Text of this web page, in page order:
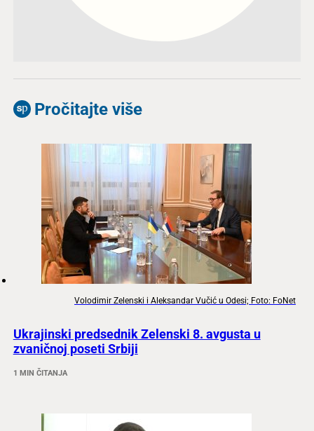
Pročitajte više
Volodimir Zelenski i Aleksandar Vučić u Odesi; Foto: FoNet
Ukrajinski predsednik Zelenski 8. avgusta u
zvaničnoj poseti Srbiji
1 MIN ČITANJA